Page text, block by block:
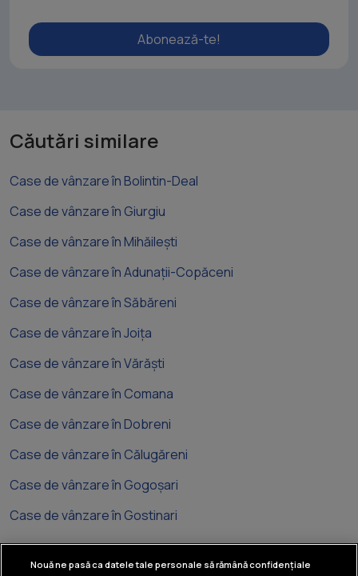
Abonează-te!
Căutări similare
Case de vânzare în Bolintin-Deal
Case de vânzare în Giurgiu
Case de vânzare în Mihăilești
Case de vânzare în Adunații-Copăceni
Case de vânzare în Săbăreni
Case de vânzare în Joița
Case de vânzare în Vărăști
Case de vânzare în Comana
Case de vânzare în Dobreni
Case de vânzare în Călugăreni
Case de vânzare în Gogoșari
Case de vânzare în Gostinari
Nouă ne pasă ca datele tale personale să rămână confidențiale